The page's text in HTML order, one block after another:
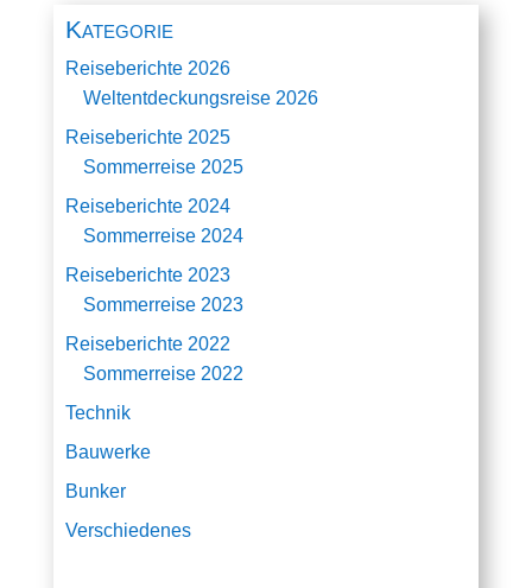
Kategorie
Reiseberichte 2026
Weltentdeckungsreise 2026
Reiseberichte 2025
Sommerreise 2025
Reiseberichte 2024
Sommerreise 2024
Reiseberichte 2023
Sommerreise 2023
Reiseberichte 2022
Sommerreise 2022
Technik
Bauwerke
Bunker
Verschiedenes